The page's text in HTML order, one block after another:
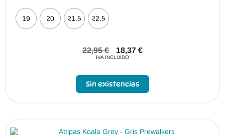
19 20 21.5 22.5
22,95€ 18,37 €
IVA INCLUIDO
Sin existencias